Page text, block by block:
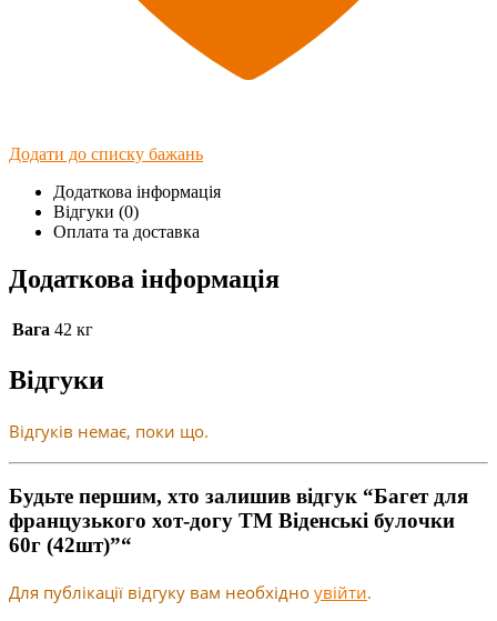
Додати до списку бажань
Додаткова інформація
Відгуки (0)
Оплата та доставка
Додаткова інформація
Вага 42 кг
Відгуки
Відгуків немає, поки що.
Будьте першим, хто залишив відгук “Багет для
французького хот-догу ТМ Віденські булочки
60г (42шт)”“
Для публікації відгуку вам необхідно увійти.